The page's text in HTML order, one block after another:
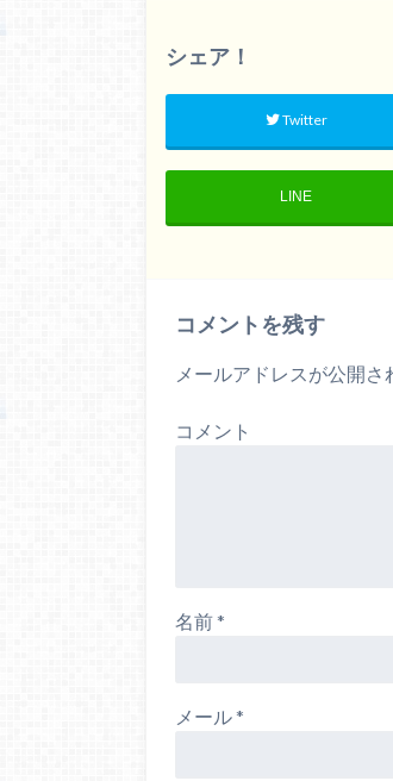
シェア！
Twitter
LINE
コメントを残す
メールアドレスが公開さ
コメント
名前*
メール*